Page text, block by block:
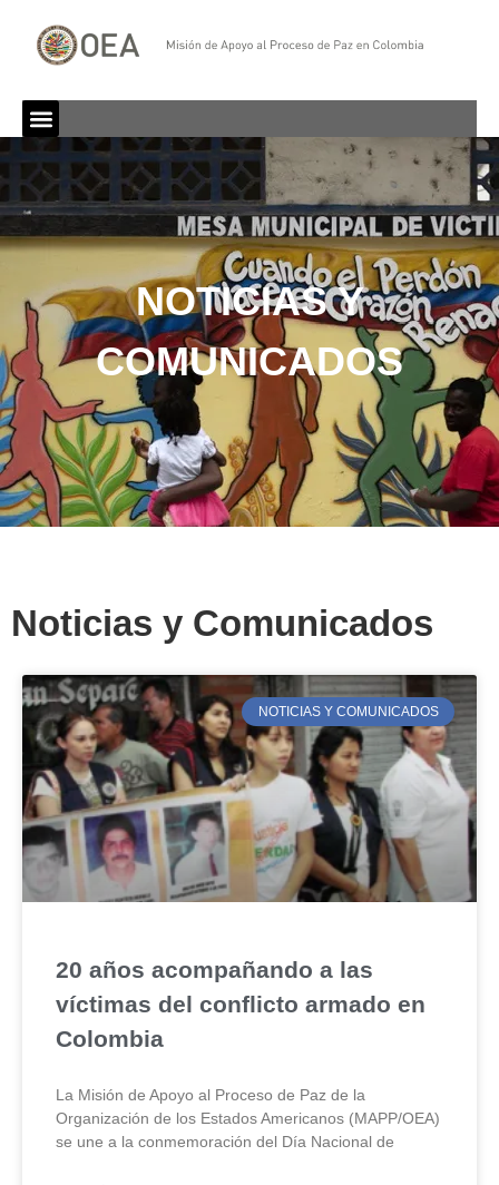
NOTICIAS Y
COMUNICADOS
Noticias y Comunicados
NOTICIAS Y COMUNICADOS
20 años acompañando a las
víctimas del conflicto armado en
Colombia
La Misión de Apoyo al Proceso de Paz de la
Organización de los Estados Americanos (MAPP/OEA)
se une a la conmemoración del Día Nacional de